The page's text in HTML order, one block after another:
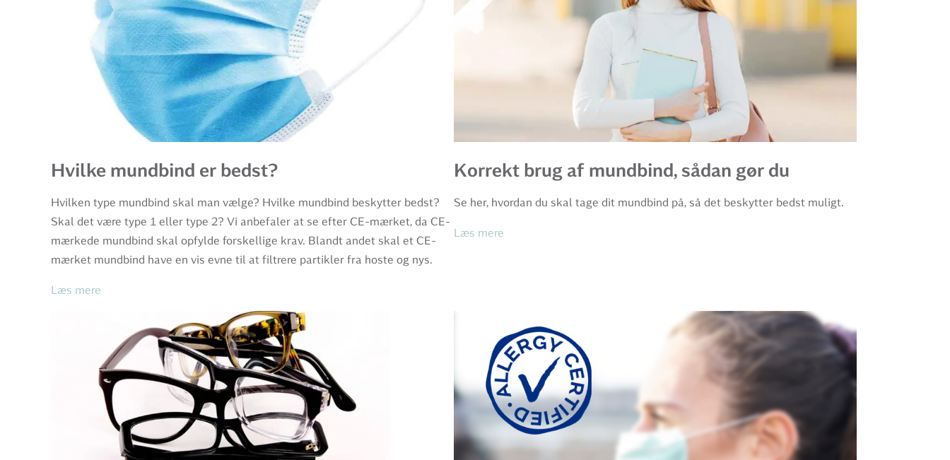
Hvilke mundbind er bedst?
Hvilken type mundbind skal man vælge? Hvilke mundbind beskytter bedst?
Skal det være type 1 eller type 2? Vi anbefaler at se efter CE-mærket, da CE-
mærkede mundbind skal opfylde forskellige krav. Blandt andet skal et CE-
mærket mundbind have en vis evne til at filtrere partikler fra hoste og nys.
Læs mere
Korrekt brug af mundbind, sådan gør du
Se her, hvordan du skal tage dit mundbind på, så det beskytter bedst muligt.
Læs mere